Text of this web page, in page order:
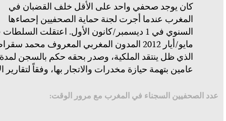
كان يوجد صحفي واحد على الأقل خلف القضبان في
المغرب عندما أجرت لجنة حماية الصحفيين إحصاءها
السنوي في 1 ديسمبر/كانون الأول. اعتقلت
مايو/أيار 2012 المدون المغربي المعروف محمد
الذي ظل ينتقد الملكية، وصدر بحقه حكم بالسجن لمدة
عامين بتهمة حيازة مخدرات والاتجار بها، وفقاً لتقارير
عدد الصحفيين السجناء في المغرب مع مرور الوقت: